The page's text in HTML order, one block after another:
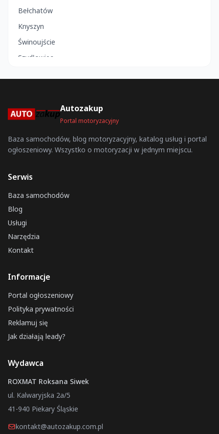
Bełchatów
Knyszyn
Świnoujście
Szydłowiec
Kalwaria Zebrzydowska
Cedynia
Lututów
Myślenice
Brzeziny
Wadowice
Debrzno
Barlinek
Oleszyce
Pajęczno
Hajnówka
Lubliniec
Frombork
Siedlce
Autozakup
Portal motoryzacyjny
Baza samochodów, blog motoryzacyjny, katalog usług i portal
ogłoszeniowy. Wszystko o motoryzacji w jednym miejscu.
Serwis
Baza samochodów
Blog
Usługi
Narzędzia
Kontakt
Informacje
Portal ogłoszeniowy
Polityka prywatności
Reklamuj się
Jak działają leady?
Wydawca
ROXMAT Roksana Siwek
ul. Kalwaryjska 2a/5
41-940 Piekary Śląskie
kontakt@autozakup.com.pl